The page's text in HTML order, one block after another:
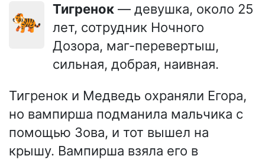
🐅 Тигренок — девушка, около 25
лет, сотрудник Ночного
Дозора, маг-перевертыш,
сильная, добрая, наивная.
Тигренок и Медведь охраняли Егора,
но вампирша подманила мальчика с
помощью Зова, и тот вышел на
крышу. Вампирша взяла его в